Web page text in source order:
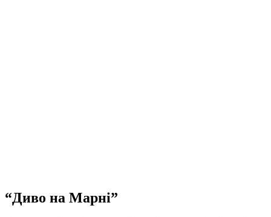
“Диво на Марні”